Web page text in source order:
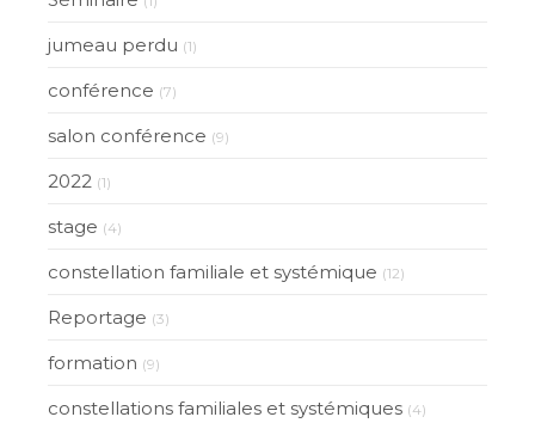
jumeau perdu (1)
conférence (7)
salon conférence (9)
2022 (1)
stage (4)
constellation familiale et systémique (12)
Reportage (3)
formation (9)
constellations familiales et systémiques (4)